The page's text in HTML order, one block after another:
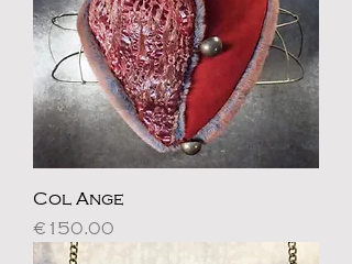
Col Ange
Price
€150.00